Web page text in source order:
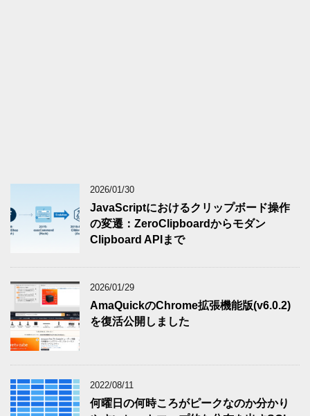
2026/01/30
JavaScriptにおけるクリップボード操作
の変遷：ZeroClipboardからモダン
Clipboard APIまで
2026/01/29
AmaQuickのChrome拡張機能版(v6.0.2)
を復活公開しました
2022/08/11
何曜日の何時ころがピークなのか分かり